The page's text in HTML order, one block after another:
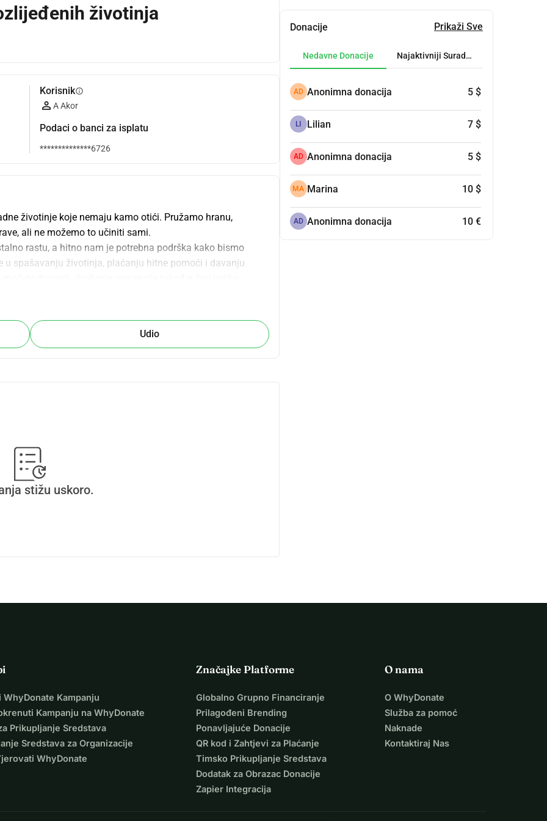
životinja
Korisnikinfo
A Akor
Podaci o banci za isplatu
**************6726
životinje koje nemaju kamo otići. Pružamo hranu,
ali ne možemo to učiniti sami.
rastu, a hitno nam je potrebna podrška kako bismo
spašavanju životinja, plaćanju hitne pomoći i davanju
Udio
stižu uskoro.
Donacije Prikaži Sve
Nedavne Donacije Najaktivniji Suradnici
AD Anonimna donacija 5 $
LI Lilian 7 $
AD Anonimna donacija 5 $
MA Marina 10 $
AD Anonimna donacija 10 €
WhyDonate Kampanju
Kampanju na WhyDonate
Prikupljanje Sredstava
Sredstava za Organizacije
WhyDonate
Značajke Platforme
Globalno Grupno Financiranje
Prilagođeni Brending
Ponavljajuće Donacije
QR kod i Zahtjevi za Plaćanje
Timsko Prikupljanje Sredstava
Dodatak za Obrazac Donacije
Zapier Integracija
O nama
O WhyDonate
Služba za pomoć
Naknade
Kontaktiraj Nas